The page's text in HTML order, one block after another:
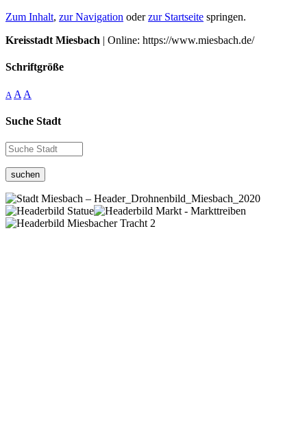
Zum Inhalt, zur Navigation oderzur Startseite springen.
Kreisstadt Miesbach | Online: https://www.miesbach.de/
Schriftgröße
A A A
Suche Stadt
suchen